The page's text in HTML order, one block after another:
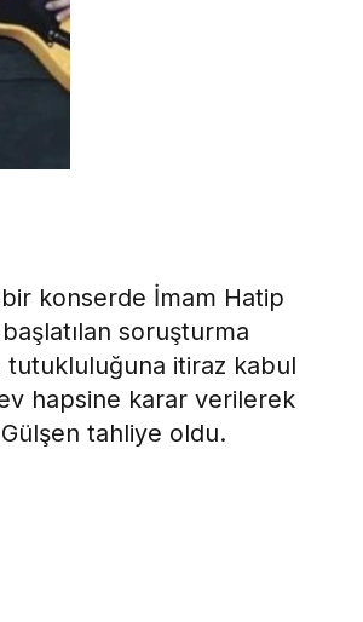
konserde İmam Hatip
soruşturma
tutukluluğuna itiraz kabul
hapsine karar verilerek
tahliye oldu.